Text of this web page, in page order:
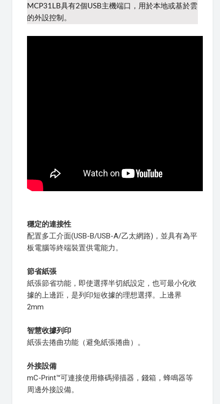
MCP31LB具有2個USB主機端口，用於本地或基於雲
的外設控制。
穩定的連接性
配置多工介面(USB-B/USB-A/乙太網路)，並具有為平
板電腦等終端裝置供電能力。
節省紙張
紙張節省功能，即使選擇半切紙設定，也可最小化收
據的上邊距，是列印短收據的理想選擇。上邊界
2mm
智慧收據列印
紙張去捲曲功能（避免紙張捲曲）。
外接設備
mC-Print™可連接使用條碼掃描器，錢箱，蜂鳴器等
周邊外接設備。